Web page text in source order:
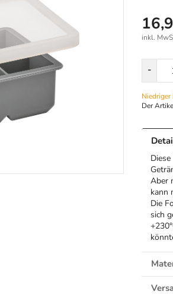
inkl.
-
Niedriger
Der
Aber
kann
Die
sich